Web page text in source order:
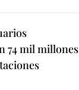
74 mil millones